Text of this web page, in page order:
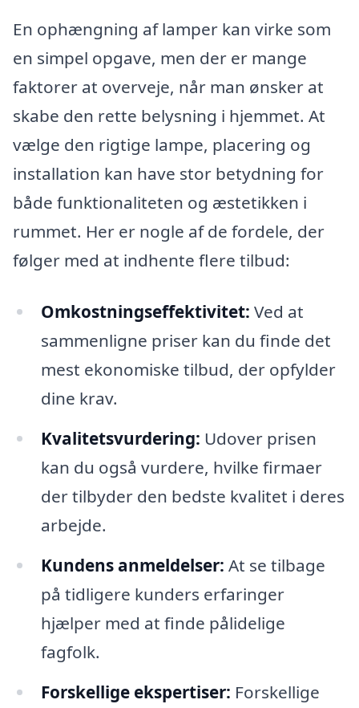
En ophængning af lamper kan virke som
en simpel opgave, men der er mange
faktorer at overveje, når man ønsker at
skabe den rette belysning i hjemmet. At
vælge den rigtige lampe, placering og
installation kan have stor betydning for
både funktionaliteten og æstetikken i
rummet. Her er nogle af de fordele, der
følger med at indhente flere tilbud:
Omkostningseffektivitet: Ved at
sammenligne priser kan du finde det
mest ekonomiske tilbud, der opfylder
dine krav.
Kvalitetsvurdering: Udover prisen
kan du også vurdere, hvilke firmaer
der tilbyder den bedste kvalitet i deres
arbejde.
Kundens anmeldelser: At se tilbage
på tidligere kunders erfaringer
hjælper med at finde pålidelige
fagfolk.
Forskellige ekspertiser: Forskellige